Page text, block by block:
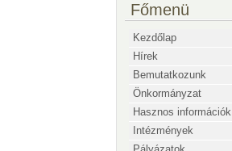
Főmenü
Kezdőlap
Hírek
Bemutatkozunk
Önkormányzat
Hasznos információk
Intézmények